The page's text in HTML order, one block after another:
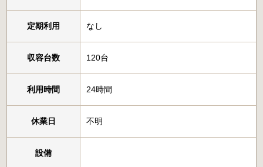
定期利用 なし
収容台数 120台
利用時間 24時間
休業日 不明
設備